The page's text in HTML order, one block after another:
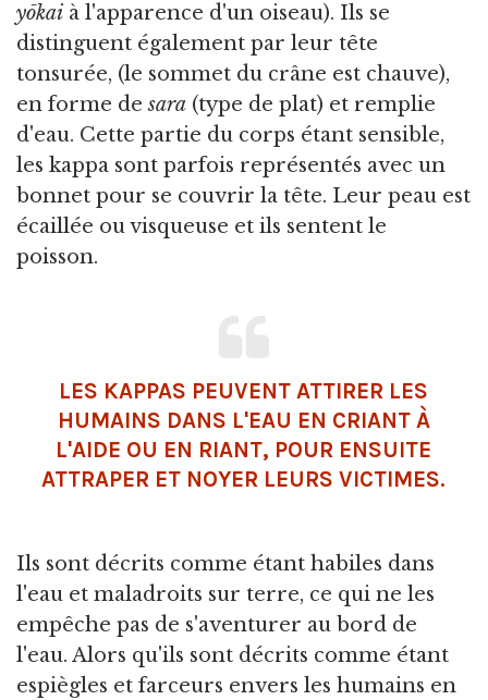
yōkai à l'apparence d'un oiseau). Ils se
distinguent également par leur tête
tonsurée, (le sommet du crâne est chauve),
en forme desara (type de plat) et remplie
d'eau. Cette partie du corps étant sensible,
les kappa sont parfois représentés avec un
bonnet pour se couvrir la tête. Leur peau est
écaillée ou visqueuse et ils sentent le
poisson.
LES KAPPAS PEUVENT ATTIRER LES
HUMAINS DANS L'EAU EN CRIANT À
L'AIDE OU EN RIANT, POUR ENSUITE
ATTRAPER ET NOYER LEURS VICTIMES.
Ils sont décrits comme étant habiles dans
l'eau et maladroits sur terre, ce qui ne les
empêche pas de s'aventurer au bord de
l'eau. Alors qu'ils sont décrits comme étant
espiègles et farceurs envers les humains en